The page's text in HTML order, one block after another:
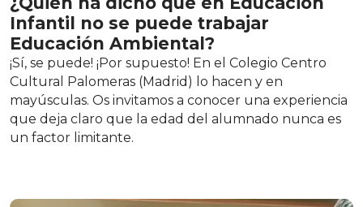
Infantil no se puede trabajar
Educación Ambiental?
¡Sí, se puede! ¡Por supuesto! En el Colegio Centro
Cultural Palomeras (Madrid) lo hacen y en
mayúsculas. Os invitamos a conocer una experiencia
que deja claro que la edad del alumnado nunca es
un factor limitante.